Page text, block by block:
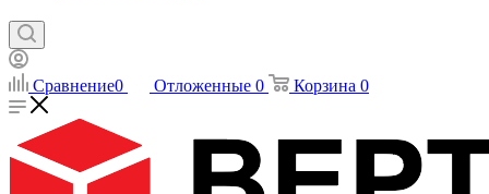
Сравнение0 Отложенные 0 Корзина 0